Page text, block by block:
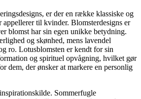
er der en række klassiske og
appellerer til kvinder. Blomsterdesigns er
blomst har sin egen unikke betydning.
og skønhed, mens lavendel
ro. Lotusblomsten er kendt for sin
og spirituel opvågning, hvilket gør
dem, der ønsker at markere en personlig
Sommerfugle